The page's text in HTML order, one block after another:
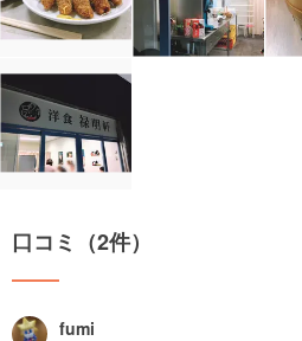
口コミ（2件）
fumi